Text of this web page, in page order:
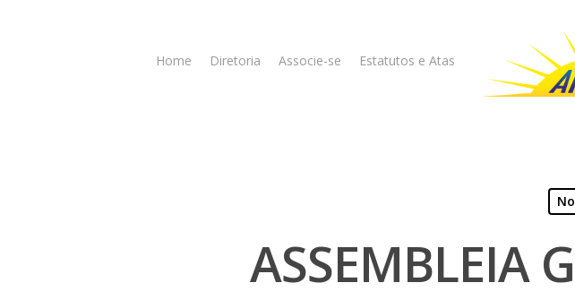
Hit enter to search or ESC to close
Home Diretoria Associe-se Estatutos e Atas
ASSEMBLEIA